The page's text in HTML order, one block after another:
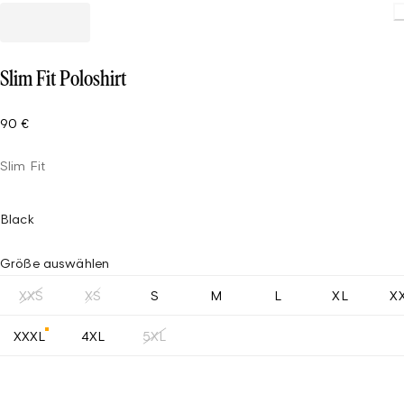
Slim Fit Poloshirt
90 €
Slim Fit
Black
Größe auswählen
XXS XS S M L XL
XXXL 4XL 5XL